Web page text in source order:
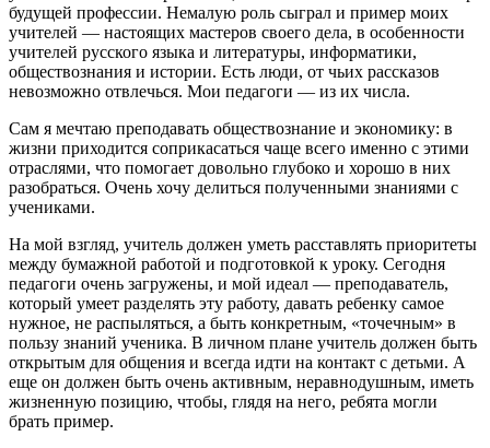
будущей профессии. Немалую роль сыграл и пример моих
учителей — настоящих мастеров своего дела, в особенности
учителей русского языка и литературы, информатики,
обществознания и истории. Есть люди, от чьих рассказов
невозможно отвлечься. Мои педагоги — из их числа.
Сам я мечтаю преподавать обществознание и экономику: в
жизни приходится соприкасаться чаще всего именно с этими
отраслями, что помогает довольно глубоко и хорошо в них
разобраться. Очень хочу делиться полученными знаниями с
учениками.
На мой взгляд, учитель должен уметь расставлять приоритеты
между бумажной работой и подготовкой к уроку. Сегодня
педагоги очень загружены, и мой идеал — преподаватель,
который умеет разделять эту работу, давать ребенку самое
нужное, не распыляться, а быть конкретным, «точечным» в
пользу знаний ученика. В личном плане учитель должен быть
открытым для общения и всегда идти на контакт с детьми. А
еще он должен быть очень активным, неравнодушным, иметь
жизненную позицию, чтобы, глядя на него, ребята могли
брать пример.